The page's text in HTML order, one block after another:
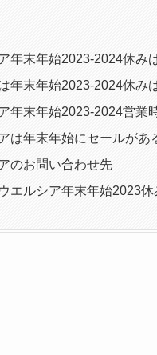
年末年始2023-2024休み
年末年始2023-2024休み
年末年始2023-2024営業
は年末年始にセールがあ
のお問い合わせ先
エルシア年末年始2023